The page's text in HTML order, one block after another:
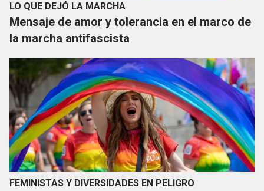
LO QUE DEJÓ LA MARCHA
Mensaje de amor y tolerancia en el marco de
la marcha antifascista
FEMINISTAS Y DIVERSIDADES EN PELIGRO